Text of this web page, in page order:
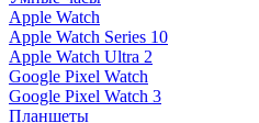
Apple Watch
Apple Watch Series 10
Apple Watch Ultra 2
Google Pixel Watch
Google Pixel Watch 3
Планшеты